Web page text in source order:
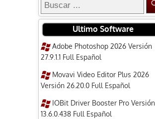
Ultimo Software
Adobe Photoshop 2026 Versión
27.9.1.1 Full Español
Movavi Video Editor Plus 2026
Versión 26.20.0 Full Español
IOBit Driver Booster Pro Versión
13.6.0.438 Full Español